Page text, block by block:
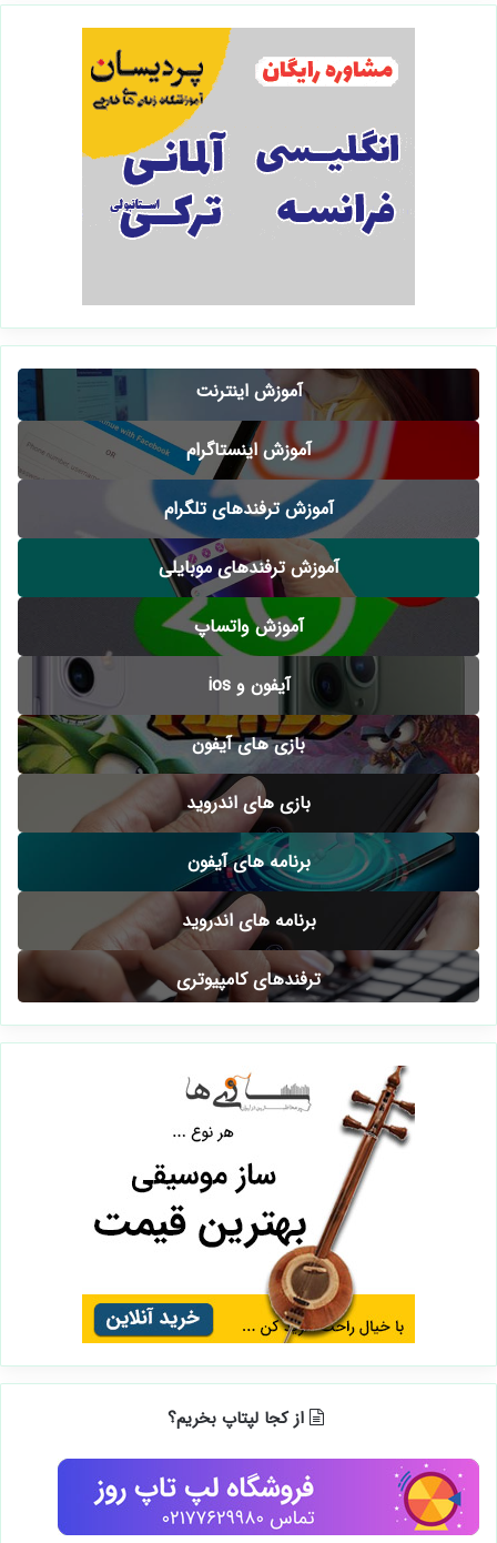
آموزش اینترنت
آموزش اینستاگرام
آموزش ترفندهای تلگرام
آموزش ترفندهای موبایلی
آموزش واتساپ
آیفون و ios
بازی های آیفون
بازی های اندروید
برنامه های آیفون
برنامه های اندروید
ترفندهای کامپیوتری
از کجا لپتاپ بخریم؟